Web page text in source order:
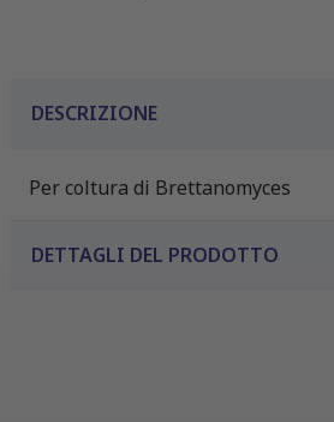
DESCRIZIONE
Per coltura di Brettanomyces
DETTAGLI DEL PRODOTTO